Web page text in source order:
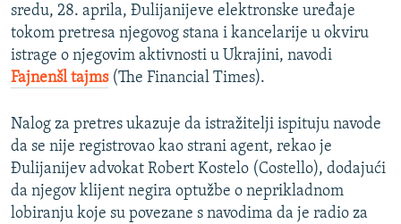
sredu, 28. aprila, Đulijanijeve elektronske uređaje
tokom pretresa njegovog stana i kancelarije u okviru
istrage o njegovim aktivnosti u Ukrajini, navodi
Fajnenšl tajms(The Financial Times).
Nalog za pretres ukazuje da istražitelji ispituju navode
da se nije registrovao kao strani agent, rekao je
Đulijanijev advokat Robert Kostelo (Costello), dodajući
da njegov klijent negira optužbe o neprikladnom
lobiranju koje su povezane s navodima da je radio za